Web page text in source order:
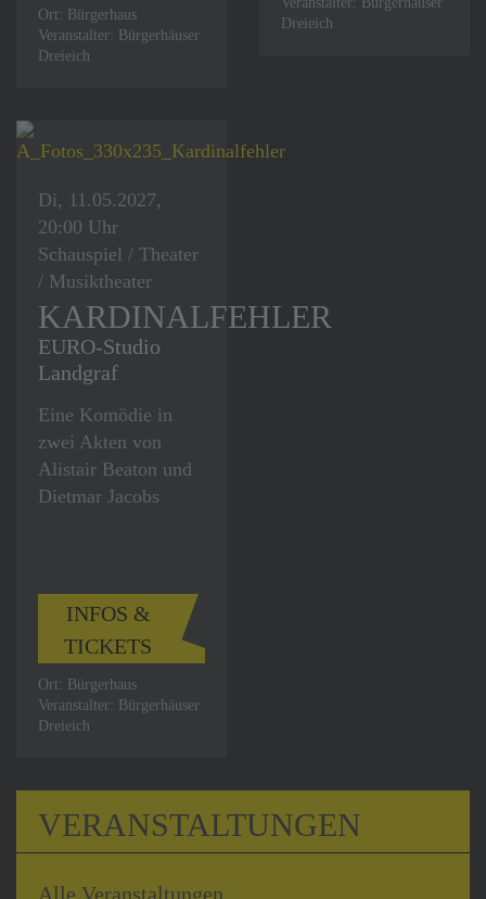
VERANSTALTUNGEN
Alle Veranstaltungen
Ort: Bürgerhaus
Veranstalter: Bürgerhäuser
Dreieich
Dreieich
Di, 11.05.2027,
20:00 Uhr
Schauspiel / Theater
/ Musiktheater
KARDINALFEHLER
EURO-Studio
Landgraf
Eine Komödie in
zwei Akten von
Alistair Beaton und
Dietmar Jacobs
INFOS &
TICKETS
Ort: Bürgerhaus
Veranstalter: Bürgerhäuser
Dreieich